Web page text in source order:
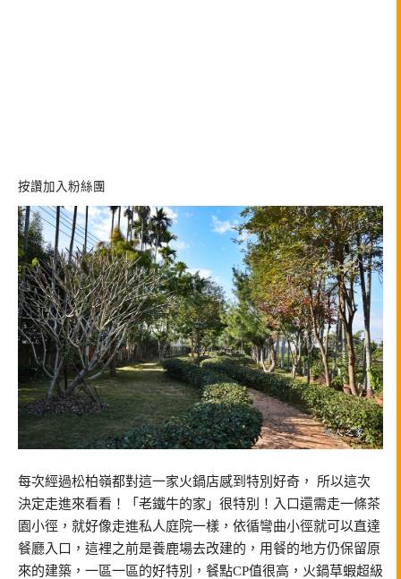
按讚加入粉絲團
每次經過松柏嶺都對這一家火鍋店感到特別好奇， 所以這次
決定走進來看看！「老鐵牛的家」很特別！入口還需走一條茶
園小徑，就好像走進私人庭院一樣，依循彎曲小徑就可以直達
餐廳入口，這裡之前是養鹿場去改建的，用餐的地方仍保留原
來的建築，一區一區的好特別，餐點CP值很高，火鍋草蝦超級